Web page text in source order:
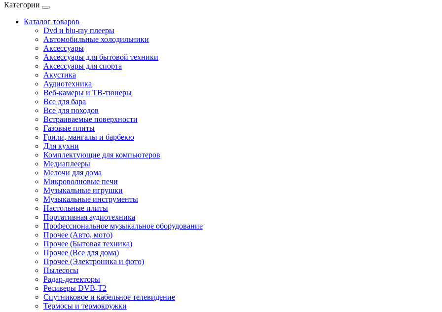
Категории
Каталог товаров
Dvd и blu-ray плееры
Автомобильные холодильники
Аксессуары
Аксессуары для бытовой техники
Аксессуары для спорта
Акустика
Аудиотехника
Веб-камеры и ТВ-тюнеры
Все для бара
Все для походов
Встраиваемые поверхности
Газовые плиты
Грили, мангалы и барбекю
Для кухни
Комплектующие для компьютеров
Медиаплееры
Мелочи для дома
Микроволновые печи
Музыкальные игрушки
Музыкальные инструменты
Настольные плиты
Портативная аудиотехника
Профессиональное музыкальное оборудование
Прочее (Авто, мото)
Прочее (Бытовая техника)
Прочее (Все для дома)
Прочее (Электроника и фото)
Пылесосы
Радар-детекторы
Ресиверы DVB-T2
Спутниковое и кабельное телевидение
Термосы и термокружки